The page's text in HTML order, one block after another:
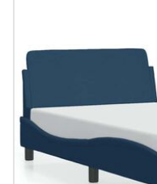
#sharemevidaxl